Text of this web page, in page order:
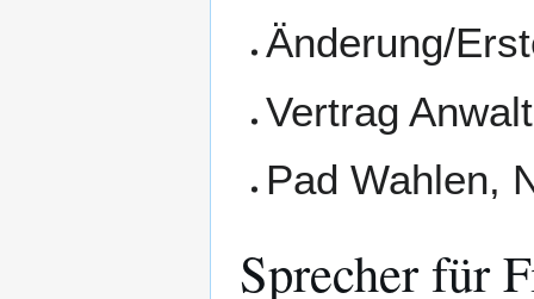
Änderung/
Vertrag
Pad Wahlen,
Sprecher für